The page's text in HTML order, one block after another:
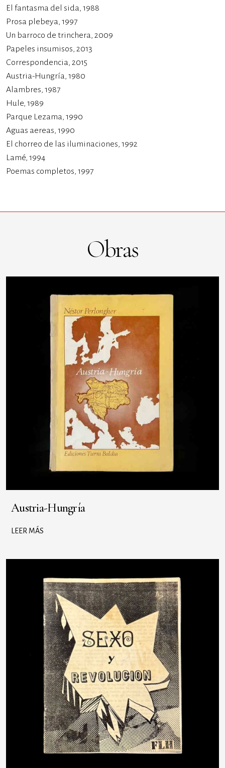
El fantasma del sida, 1988
Prosa plebeya, 1997
Un barroco de trinchera, 2009
Papeles insumisos, 2013
Correspondencia, 2015
Austria-Hungría, 1980
Alambres, 1987
Hule, 1989
Parque Lezama, 1990
Aguas aereas, 1990
El chorreo de las iluminaciones, 1992
Lamé, 1994
Poemas completos, 1997
Obras
Austria-Hungría
LEER MÁS